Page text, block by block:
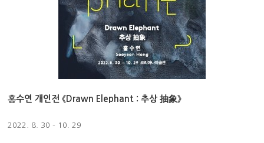
홍수연 개인전 《Drawn Elephant : 추상 抽象》
2022. 8. 30 - 10. 29